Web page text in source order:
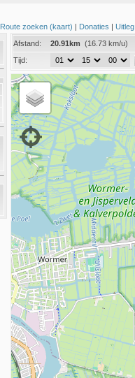
Route zoeken (kaart) | Donaties | Uitleg
Afstand: 20.91km
(16.73 km/u)
Tijd: